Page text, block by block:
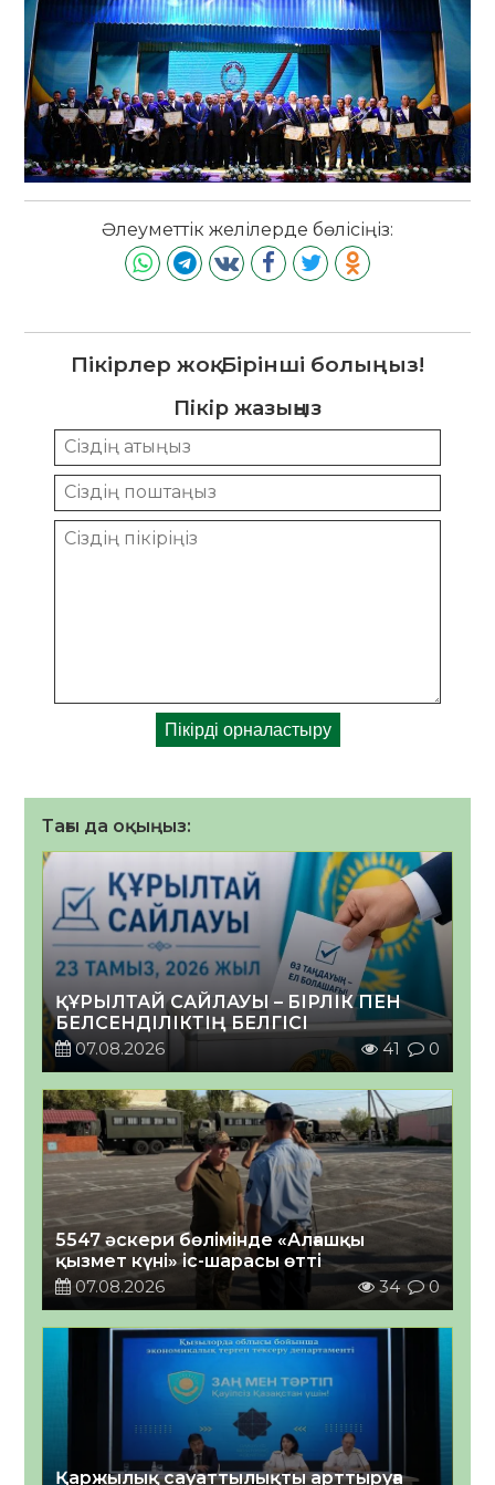
Әлеуметтік желілерде бөлісіңіз:
Пікірлер жоқ. Бірінші болыңыз!
Пікір жазыңыз
Тағы да оқыңыз:
ҚҰРЫЛТАЙ САЙЛАУЫ – БІРЛІК ПЕН
БЕЛСЕНДІЛІКТІҢ БЕЛГІСІ
07.08.2026
41 0
5547 әскери бөлімінде «Алғашқы
қызмет күні» іс-шарасы өтті
07.08.2026
34 0
Қаржылық сауаттылықты арттыруға